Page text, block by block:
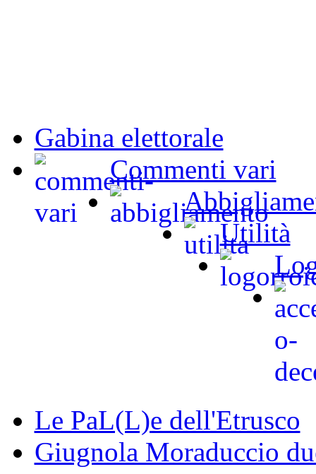
Gabina elettorale
Commenti vari
Utilità
Le PaL(L)e dell'Etrusco
Giugnola Moraduccio